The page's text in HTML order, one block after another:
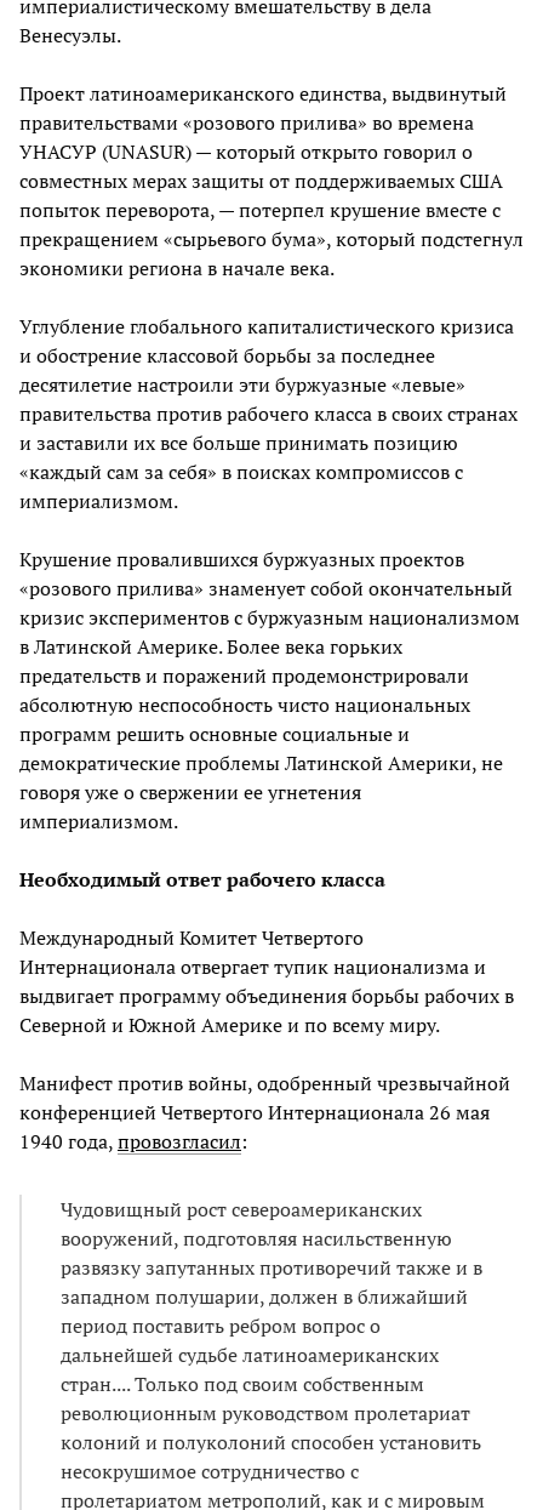
империалистическому вмешательству в дела
Венесуэлы.
Проект латиноамериканского единства, выдвинутый
правительствами «розового прилива» во времена
УНАСУР (UNASUR) — который открыто говорил о
совместных мерах защиты от поддерживаемых США
попыток переворота, — потерпел крушение вместе с
прекращением «сырьевого бума», который подстегнул
экономики региона в начале века.
Углубление глобального капиталистического кризиса
и обострение классовой борьбы за последнее
десятилетие настроили эти буржуазные «левые»
правительства против рабочего класса в своих странах
и заставили их все больше принимать позицию
«каждый сам за себя» в поисках компромиссов с
империализмом.
Крушение провалившихся буржуазных проектов
«розового прилива» знаменует собой окончательный
кризис экспериментов с буржуазным национализмом
в Латинской Америке. Более века горьких
предательств и поражений продемонстрировали
абсолютную неспособность чисто национальных
программ решить основные социальные и
демократические проблемы Латинской Америки, не
говоря уже о свержении ее угнетения
империализмом.
Необходимый ответ рабочего класса
Международный Комитет Четвертого
Интернационала отвергает тупик национализма и
выдвигает программу объединения борьбы рабочих в
Северной и Южной Америке и по всему миру.
Манифест против войны, одобренный чрезвычайной
конференцией Четвертого Интернационала 26 мая
1940 года,провозгласил:
Чудовищный рост североамериканских
вооружений, подготовляя насильственную
развязку запутанных противоречий также и в
западном полушарии, должен в ближайший
период поставить ребром вопрос о
дальнейшей судьбе латиноамериканских
стран.... Только под своим собственным
революционным руководством пролетариат
колоний и полуколоний способен установить
несокрушимое сотрудничество с
пролетариатом метрополий, как и с мировым